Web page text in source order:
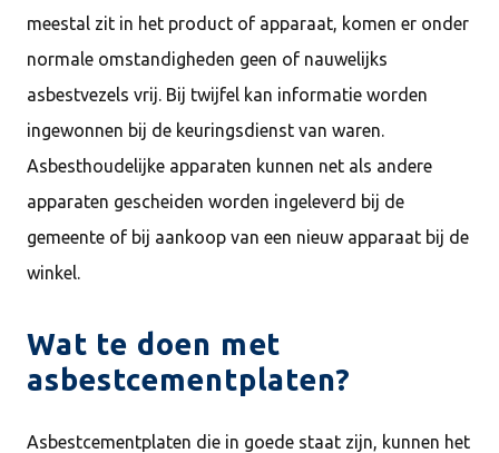
meestal zit in het product of apparaat, komen er onder
normale omstandigheden geen of nauwelijks
asbestvezels vrij. Bij twijfel kan informatie worden
ingewonnen bij de keuringsdienst van waren.
Asbesthoudelijke apparaten kunnen net als andere
apparaten gescheiden worden ingeleverd bij de
gemeente of bij aankoop van een nieuw apparaat bij de
winkel.
Wat te doen met
asbestcementplaten?
Asbestcementplaten die in goede staat zijn, kunnen het